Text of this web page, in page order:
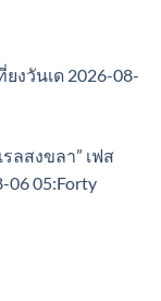
ยงวันเด 2026-08-
ลสงขลา” เฟส
06 05:Forty